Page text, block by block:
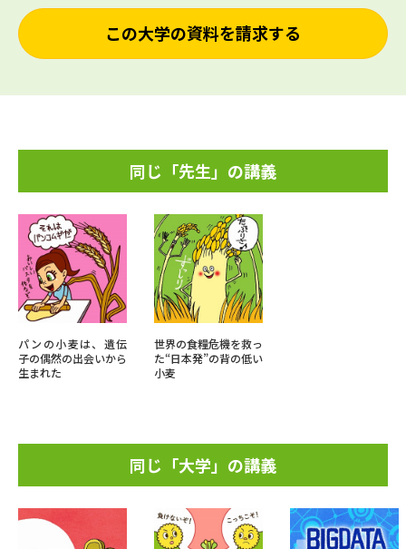
この大学の資料を請求する
同じ「先生」の講義
パンの小麦は、遺伝
子の偶然の出会いから
生まれた
世界の食糧危機を救っ
た“日本発”の背の低い
小麦
同じ「大学」の講義